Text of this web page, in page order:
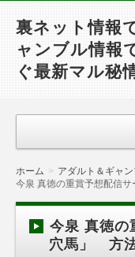
裏ネット情報
ャンブル情報
ぐ最新マル秘
ホーム
アダルト＆ギャ
今泉 真徳の重賞予想配信
今泉 真徳の
穴馬」 方